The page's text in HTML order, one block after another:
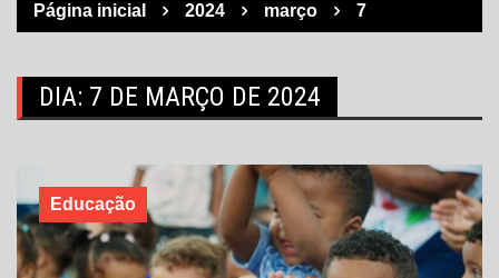
Página inicial 2024 março 7
DIA: 7 DE MARÇO DE 2024
Educação